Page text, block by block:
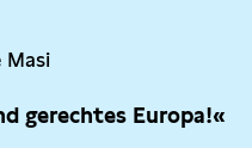
Masi
gerechtes Europa!«